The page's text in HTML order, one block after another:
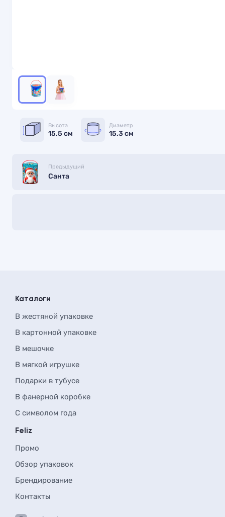
Высота
15.5 см
Диаметр
15.3 см
Предыдущий
Санта
Каталоги
В жестяной упаковке
В картонной упаковке
В мешочке
В мягкой игрушке
Подарки в тубусе
В фанерной коробке
С символом года
Feliz
Промо
Обзор упаковок
Брендирование
Контакты